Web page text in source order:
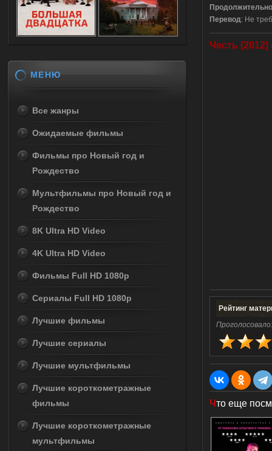
Перевод: Не
Честь
Рейтинг
Что еще
МЕНЮ
Все жанры
Ожидаемые фильмы
Фильмы про Новый год и
Рождество
Мультфильмы про Новый год и
Рождество
8K Ultra HD Video
4K Ultra HD Video
Фильмы Full HD 1080p
Сериалы Full HD 1080p
Лучшие фильмы
Лучшие сериалы
Лучшие мультфильмы
Лучшие короткометражные
фильмы
Лучшие короткометражные
мультфильмы